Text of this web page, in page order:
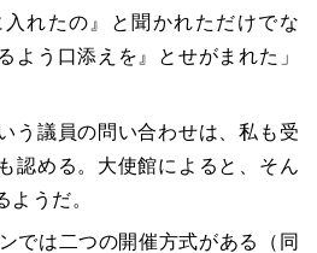
れたの』と聞かれただけでな
よう口添えを』とせがまれた」
う議員の問い合わせは、私も受
認める。大使館によると、そん
ようだ。
では二つの開催方式がある（同